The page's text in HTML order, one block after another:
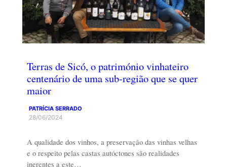
Terras de Sicó, o património vinhateiro
centenário de uma sub-região que se quer
maior
PATRÍCIA SERRADO
28/06/2024
A qualidade dos vinhos, a preservação das vinhas velhas
e o respeito pelas castas autóctones são realidades
inerentes a este…